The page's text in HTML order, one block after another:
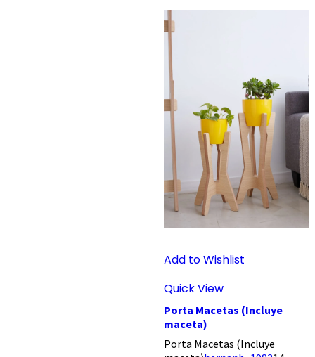
Add to Wishlist
Quick View
Porta Macetas (Incluye
maceta)
Porta Macetas (Incluye